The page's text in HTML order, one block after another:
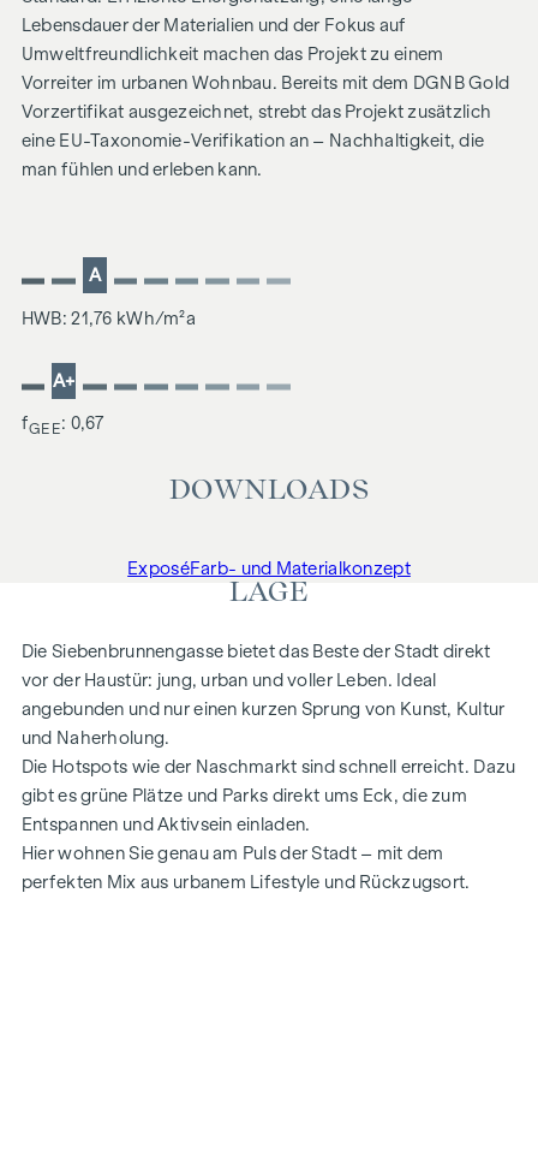
Lebensdauer der Materialien und der Fokus auf
Umweltfreundlichkeit machen das Projekt zu einem
Vorreiter im urbanen Wohnbau. Bereits mit dem DGNB Gold
Vorzertifikat ausgezeichnet, strebt das Projekt zusätzlich
eine EU-Taxonomie-Verifikation an – Nachhaltigkeit, die
man fühlen und erleben kann.
A
HWB: 21,76 kWh/m²a
A+
fGEE: 0,67
DOWNLOADS
ExposéFarb- und Materialkonzept
LAGE
Die Siebenbrunnengasse bietet das Beste der Stadt direkt
vor der Haustür: jung, urban und voller Leben. Ideal
angebunden und nur einen kurzen Sprung von Kunst, Kultur
und Naherholung.
Die Hotspots wie der Naschmarkt sind schnell erreicht. Dazu
gibt es grüne Plätze und Parks direkt ums Eck, die zum
Entspannen und Aktivsein einladen.
Hier wohnen Sie genau am Puls der Stadt – mit dem
perfekten Mix aus urbanem Lifestyle und Rückzugsort.